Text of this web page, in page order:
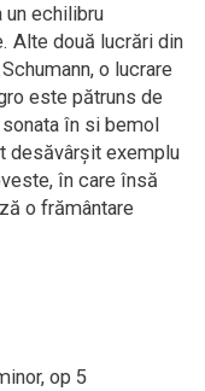
un echilibru
Alte două lucrări din
o lucrare
este pătruns de
în si bemol
desăvârșit exemplu
în care însă
o frământare
op 5